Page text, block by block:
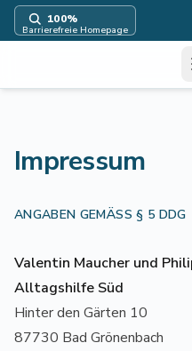
100%
Barrierefreie Homepage
Impressum
ANGABEN GEMÄSS § 5 DDG
Valentin Maucher und
Alltagshilfe Süd
Hinter den Gärten 10
87730 Bad Grönenbach